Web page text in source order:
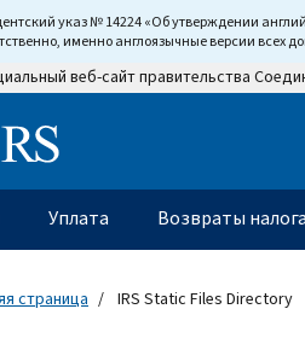
указ № 14224 «Об утверждении
именно англоязычные версии всех
веб-сайт правительства
Information
Уплата Возвраты налога
страница IRS Static Files Directory